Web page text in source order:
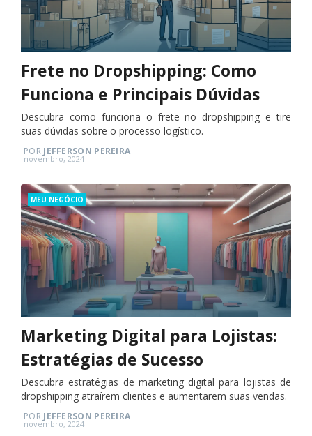
Frete no Dropshipping: Como
Funciona e Principais Dúvidas
Descubra como funciona o frete no dropshipping e tire
suas dúvidas sobre o processo logístico.
PORJEFFERSON PEREIRA
Posted
novembro, 2024
Categories
MEU NEGÓCIO
Marketing Digital para Lojistas:
Estratégias de Sucesso
Descubra estratégias de marketing digital para lojistas de
dropshipping atraírem clientes e aumentarem suas vendas.
PORJEFFERSON PEREIRA
Posted
novembro, 2024